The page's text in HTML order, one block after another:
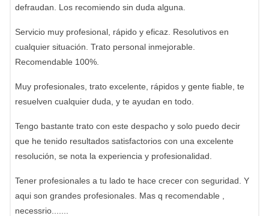
defraudan. Los recomiendo sin duda alguna.
Servicio muy profesional, rápido y eficaz. Resolutivos en
cualquier situación. Trato personal inmejorable.
Recomendable 100%.
Muy profesionales, trato excelente, rápidos y gente fiable, te
resuelven cualquier duda, y te ayudan en todo.
Tengo bastante trato con este despacho y solo puedo decir
que he tenido resultados satisfactorios con una excelente
resolución, se nota la experiencia y profesionalidad.
Tener profesionales a tu lado te hace crecer con seguridad. Y
aqui son grandes profesionales. Mas q recomendable ,
necessrio.......